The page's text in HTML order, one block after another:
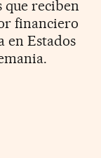
que reciben
financiero
en Estados